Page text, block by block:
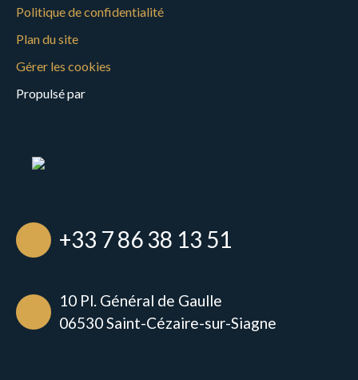
Politique de confidentialité
Plan du site
Gérer les cookies
Propulsé par
+33 7 86 38 13 51
10 Pl. Général de Gaulle
06530 Saint-Cézaire-sur-Siagne